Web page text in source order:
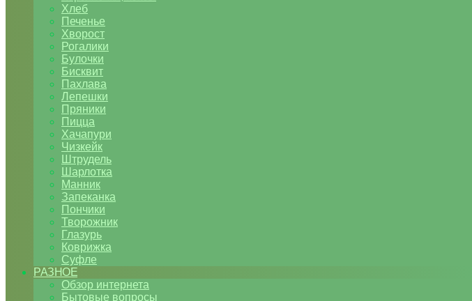
Хлеб
Печенье
Хворост
Рогалики
Булочки
Бисквит
Пахлава
Лепешки
Пряники
Пицца
Хачапури
Чизкейк
Штрудель
Шарлотка
Манник
Запеканка
Пончики
Творожник
Глазурь
Коврижка
Суфле
РАЗНОЕ
Обзор интернета
Бытовые вопросы